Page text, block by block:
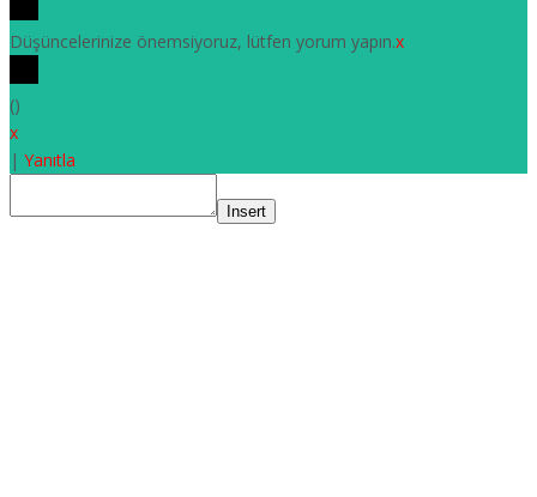
Düşüncelerinize önemsiyoruz, lütfen yorum yapın.x
()
x
| Yanıtla
Insert